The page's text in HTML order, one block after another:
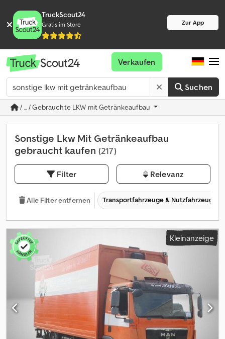
TruckScout24
Gratis im Store Zur App
Suchen
Verkaufen
/ ... / Gebrauchte LKW mit Getränkeaufbau
Sonstige Lkw Mit Getränkeaufbau
gebraucht kaufen (217)
Filter Relevanz
Alle Filter entfernen Transportfahrzeuge & Nutzfahrzeuge
Kleinanzeige